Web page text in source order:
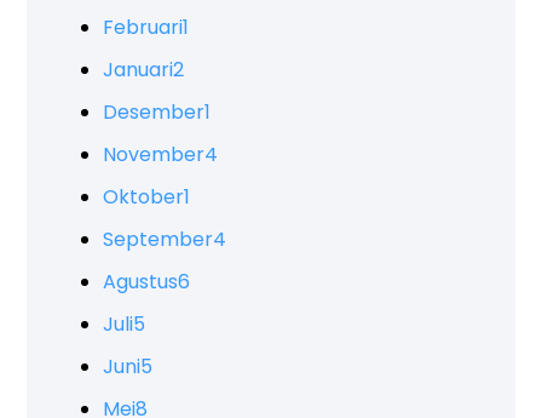
Februari1
Januari2
Desember1
November4
Oktober1
September4
Agustus6
Juli5
Juni5
Mei8